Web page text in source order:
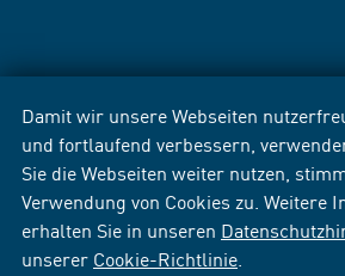
Damit wir unsere Webseiten
und fortlaufend verbessern,
Sie die Webseiten weiter nutzen,
Verwendung von Cookies zu. Weitere
erhalten Sie in unseren
unserer Cookie-Richtlinie